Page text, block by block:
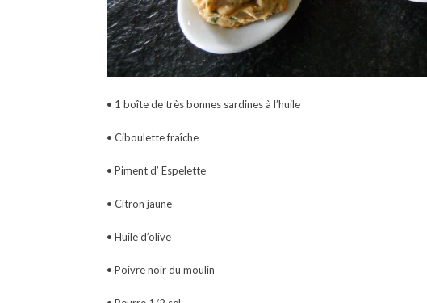
• 1 boîte de très bonnes sardines à l’huile
• Ciboulette fraîche
• Piment d’ Espelette
• Citron jaune
• Huile d’olive
• Poivre noir du moulin